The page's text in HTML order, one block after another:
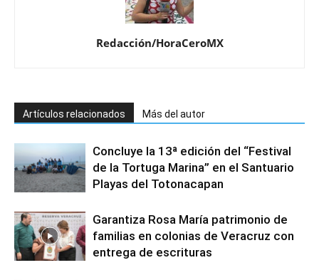
Redacción/HoraCeroMX
Artículos relacionados Más del autor
Concluye la 13ª edición del “Festival
de la Tortuga Marina” en el Santuario
Playas del Totonacapan
Garantiza Rosa María patrimonio de
familias en colonias de Veracruz con
entrega de escrituras